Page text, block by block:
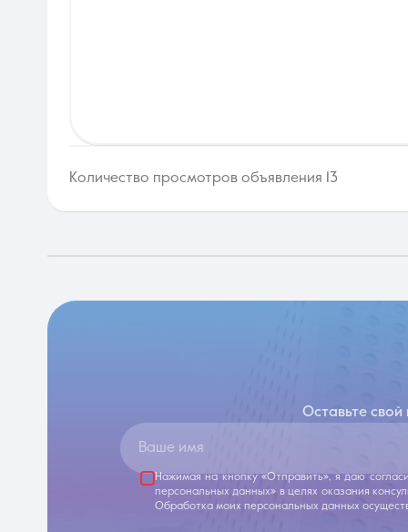
Количество просмотров объявления 13
Оставьте
Ваше имя
Нажимая на кнопку «Отправить», я даю
персональных данных» в целях оказания
Обработка моих персональных данных